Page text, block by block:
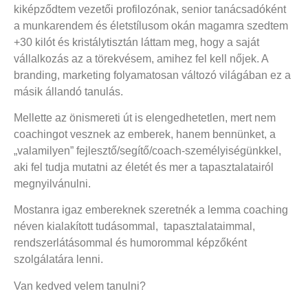
kiképződtem vezetői profilozónak, senior tanácsadóként
a munkarendem és életstílusom okán magamra szedtem
+30 kilót és kristálytisztán láttam meg, hogy a saját
vállalkozás az a törekvésem, amihez fel kell nőjek. A
branding, marketing folyamatosan változó világában ez a
másik állandó tanulás.
Mellette az önismereti út is elengedhetetlen, mert nem
coachingot vesznek az emberek, hanem bennünket, a
„valamilyen” fejlesztő/segítő/coach-személyiségünkkel,
aki fel tudja mutatni az életét és mer a tapasztalatairól
megnyilvánulni.
Mostanra igaz embereknek szeretnék a lemma coaching
néven kialakított tudásommal, tapasztalataimmal,
rendszerlátásommal és humorommal képzőként
szolgálatára lenni.
Van kedved velem tanulni?